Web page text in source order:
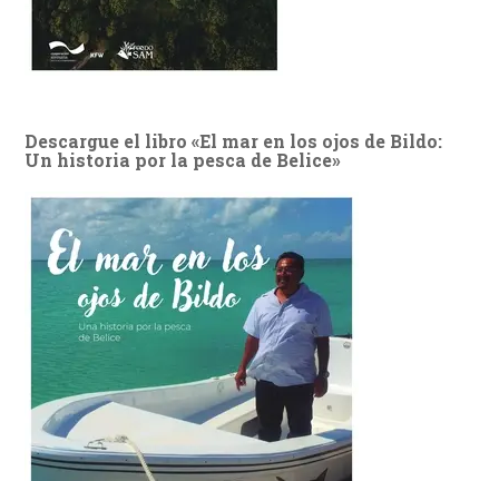
Descargue el libro «El mar en los ojos de Bildo:
Un historia por la pesca de Belice»